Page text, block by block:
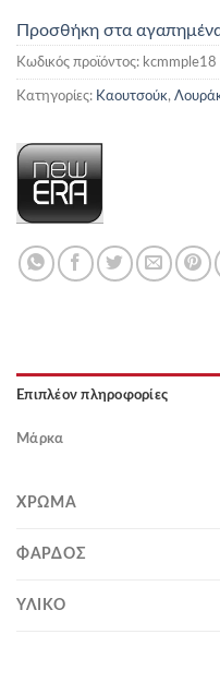
Προσθήκη στα
Κωδικός προϊόντος: kcmmple18
Κατηγορίες: Καουτσούκ,
Επιπλέον πληροφορίες
Μάρκα
ΧΡΏΜΑ
ΦΆΡΔΟΣ
ΥΛΙΚΌ